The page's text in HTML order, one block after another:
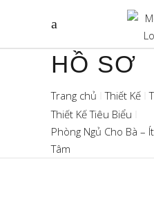
HỒ SƠ
Trang chủ Thiết Kế
Thiết Kế Tiêu Biểu
Phòng Ngủ Cho Bà –
Tâm